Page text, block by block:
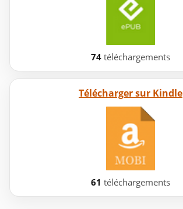
74 téléchargements
Télécharger sur Kindle
61 téléchargements